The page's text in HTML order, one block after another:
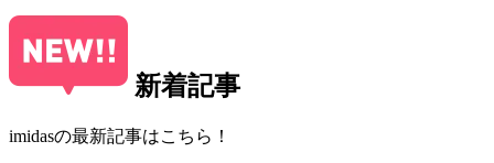
新着記事
imidasの最新記事はこちら！